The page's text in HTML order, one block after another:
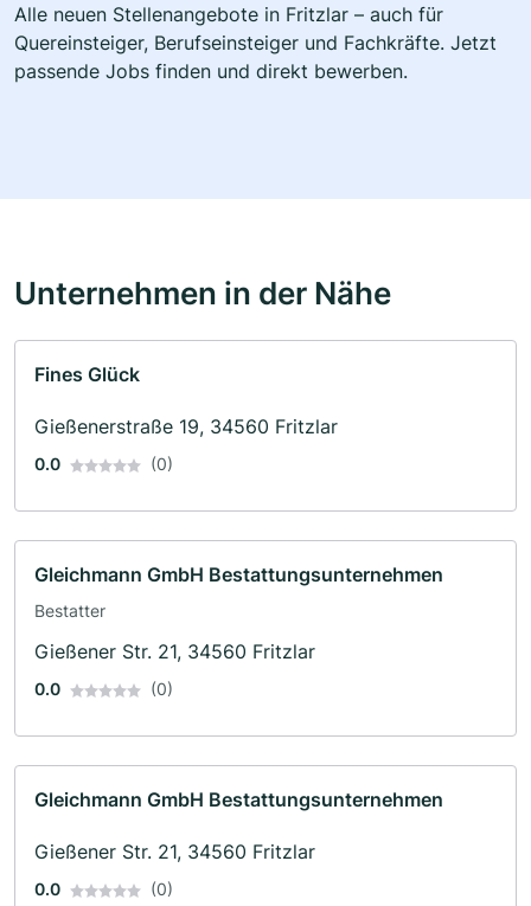
Alle neuen Stellenangebote in Fritzlar – auch für
Quereinsteiger, Berufseinsteiger und Fachkräfte. Jetzt
passende Jobs finden und direkt bewerben.
Unternehmen in der Nähe
Fines Glück
Gießenerstraße 19, 34560 Fritzlar
0.0 (0)
Gleichmann GmbH Bestattungsunternehmen
Bestatter
Gießener Str. 21, 34560 Fritzlar
0.0 (0)
Gleichmann GmbH Bestattungsunternehmen
Gießener Str. 21, 34560 Fritzlar
0.0 (0)